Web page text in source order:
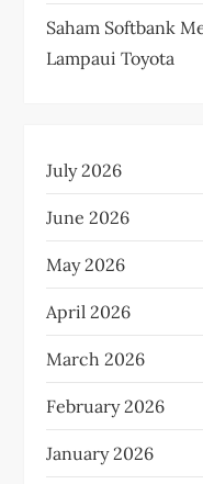
Saham Softbank
Lampaui Toyota
July 2026
June 2026
May 2026
April 2026
March 2026
February 2026
January 2026